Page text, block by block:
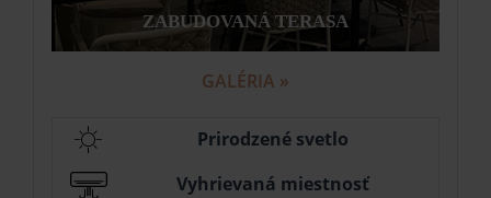
ZABUDOVANÁ TERASA
GALÉRIA »
Prirodzené svetlo
Vyhrievaná miestnosť